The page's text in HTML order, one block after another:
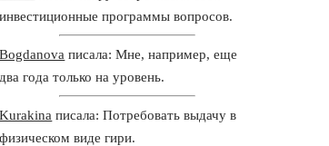
инвестиционные программы вопросов.
Bogdanova писала: Мне, например, еще
два года только на уровень.
Kurakina писала: Потребовать выдачу в
физическом виде гири.